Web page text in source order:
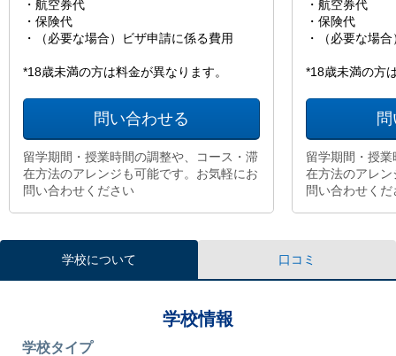
・航空券代
・保険代
・（必要な場合）ビザ申請に係る費用
*18歳未満の方は料金が異なります。
問い合わせる
留学期間・授業時間の調整や、コース・滞
在方法のアレンジも可能です。お気軽にお
問い合わせください
・航空券代
・保険代
・（必要な場
*18歳未満の方
留学期間・授
在方法のアレ
問い合わせくだ
学校について 口コミ
学校情報
学校タイプ